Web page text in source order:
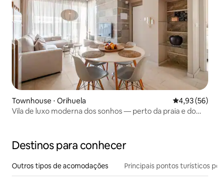
Townhouse ⋅ Orihuela 4,93 de uma
4,93 (56)
Vila de luxo moderna dos sonhos — perto da praia e do
Destinos para conhecer
Outros tipos de acomodações Principais pontos turísticos